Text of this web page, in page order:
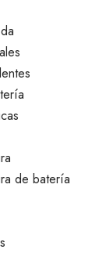
de batería